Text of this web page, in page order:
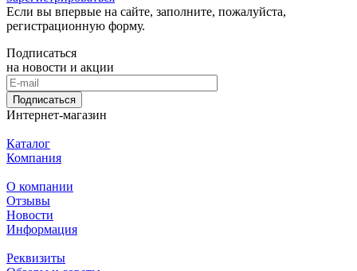
Если вы впервые на сайте, заполните, пожалуйста,
регистрационную форму.
Подписаться
на новости и акции
Подписаться
Интернет-магазин
Каталог
Компания
О компании
Отзывы
Новости
Информация
Реквизиты